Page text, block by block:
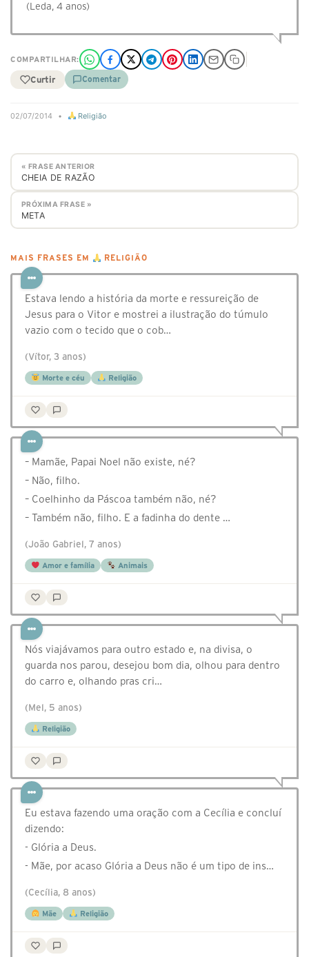
(Leda, 4 anos)
COMPARTILHAR:
Curtir Comentar
02/07/2014 • Religião
« FRASE ANTERIOR
CHEIA DE RAZÃO
PRÓXIMA FRASE »
META
MAIS FRASES EM RELIGIÃO
Estava lendo a história da morte e ressureição de
Jesus para o Vitor e mostrei a ilustração do túmulo
vazio com o tecido que o cob…
(Vítor, 3 anos)
Morte e céu Religião
– Mamãe, Papai Noel não existe, né?
– Não, filho.
– Coelhinho da Páscoa também não, né?
– Também não, filho. E a fadinha do dente …
(João Gabriel, 7 anos)
Amor e família Animais
Nós viajávamos para outro estado e, na divisa, o
guarda nos parou, desejou bom dia, olhou para dentro
do carro e, olhando pras cri…
(Mel, 5 anos)
Religião
Eu estava fazendo uma oração com a Cecília e concluí
dizendo:
- Glória a Deus.
- Mãe, por acaso Glória a Deus não é um tipo de ins…
(Cecília, 8 anos)
Mãe Religião